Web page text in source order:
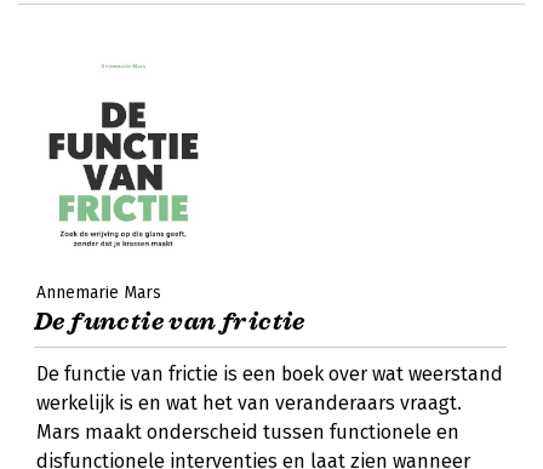
Annemarie Mars
De functie van frictie
De functie van frictie is een boek over wat weerstand
werkelijk is en wat het van veranderaars vraagt.
Mars maakt onderscheid tussen functionele en
disfunctionele interventies en laat zien wanneer